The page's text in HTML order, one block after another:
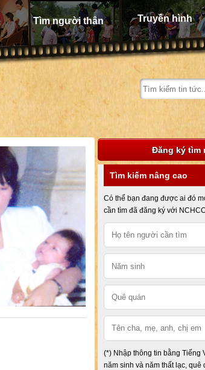
Tìm người thân Truyền hình
Đăng ký tìm
Tìm kiếm nâng cao
Có thể bạn đang được ai đó
cần tìm đã đăng ký với
(*) Nhập thông tin bằng Tiếng
năm sinh và năm thất lạc, quê